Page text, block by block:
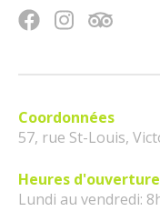
Coordonnées
57, rue St-Louis,
Heures d'ouverture
Lundi au vendredi: